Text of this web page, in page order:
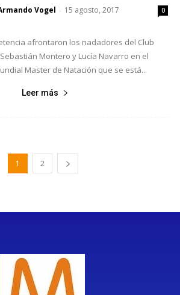
Vogel - 15 agosto, 2017 0
afrontaron los nadadores del Club
Montero y Lucía Navarro en el
Master de Natación que se está...
Leer más
1 2